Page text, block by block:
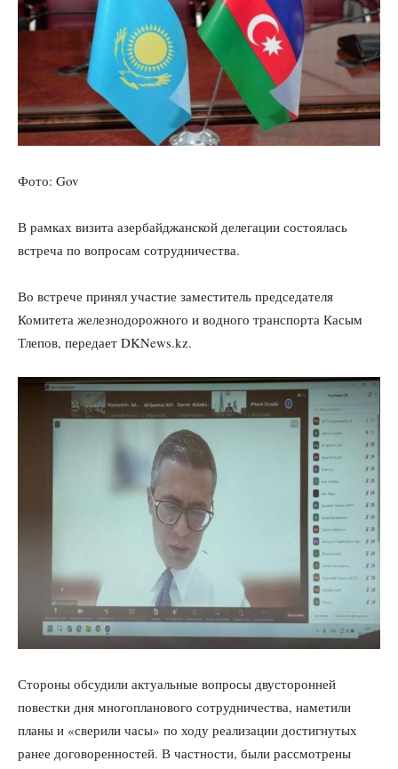
Фото: Gov
В рамках визита азербайджанской делегации состоялась
встреча по вопросам сотрудничества.
Во встрече принял участие заместитель председателя
Комитета железнодорожного и водного транспорта Касым
Тлепов, передает DKNews.kz.
Стороны обсудили актуальные вопросы двусторонней
повестки дня многопланового сотрудничества, наметили
планы и «сверили часы» по ходу реализации достигнутых
ранее договоренностей. В частности, были рассмотрены